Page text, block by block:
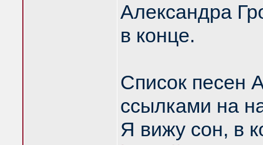
Александра
в конце.
Список песен
ссылками на
Я вижу сон, в